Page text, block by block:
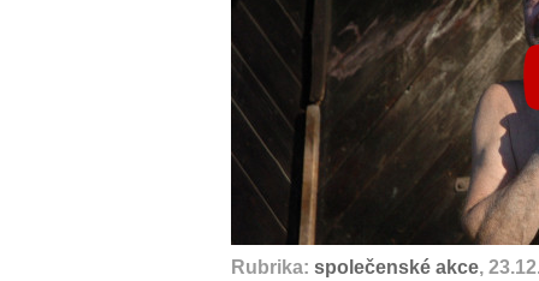
Rubrika: společenské akce,